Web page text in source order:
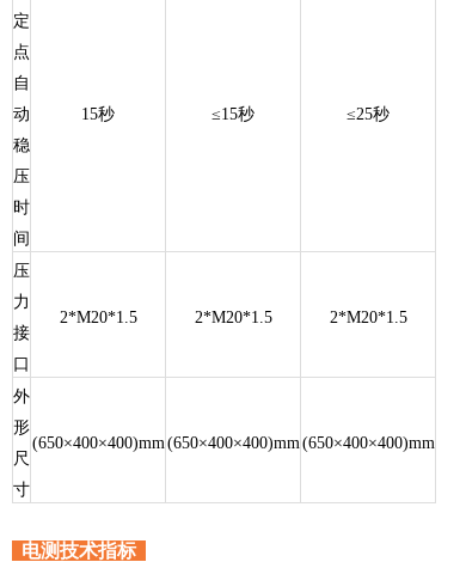
定
点
自
动
稳
压
时
间
15秒 ≤15秒 ≤25秒
压
力
接
口
2*M20*1.5 2*M20*1.5 2*M20*1.5
外
形
尺
寸
(650×400×400)mm(650×400×400)mm(650×400×400)mm
电测技术指标